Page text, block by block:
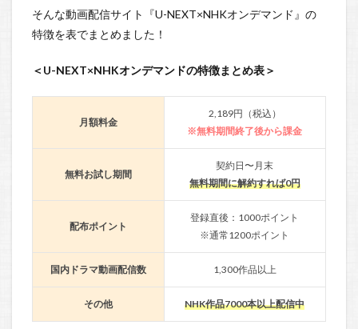
そんな動画配信サイト『U-NEXT×NHKオンデマンド』の
特徴を表でまとめました！
＜U-NEXT×NHKオンデマンドの特徴まとめ表＞
月額料金
2,189円（税込）
※無料期間終了後から課金
無料お試し期間
契約日〜月末
無料期間に解約すれば0円
配布ポイント
登録直後：1000ポイント
※通常1200ポイント
国内ドラマ動画配信数 1,300作品以上
その他 NHK作品7000本以上配信中